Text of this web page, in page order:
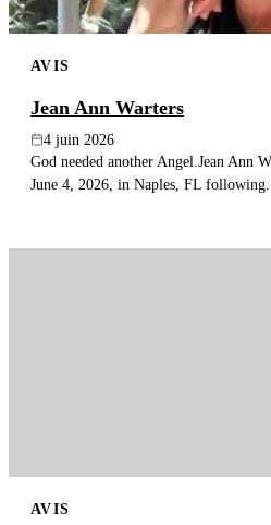
AVIS
Jean Ann Warters
4 juin 2026
God needed another Angel.Jean Ann
June 4, 2026, in Naples, FL following...
AVIS